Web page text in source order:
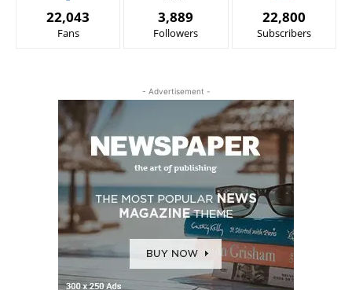
22,043
Fans
3,889
Followers
22,800
Subscribers
- Advertisement -